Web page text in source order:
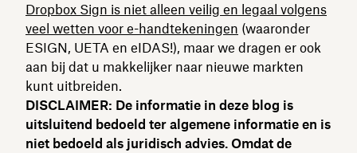
Dropbox Sign is niet alleen veilig en legaal volgens
veel wetten voor e-handtekeningen (waaronder
ESIGN, UETA en eIDAS!), maar we dragen er ook
aan bij dat u makkelijker naar nieuwe markten
kunt uitbreiden.
DISCLAIMER: De informatie in deze blog is
uitsluitend bedoeld ter algemene informatie en is
niet bedoeld als juridisch advies. Omdat de